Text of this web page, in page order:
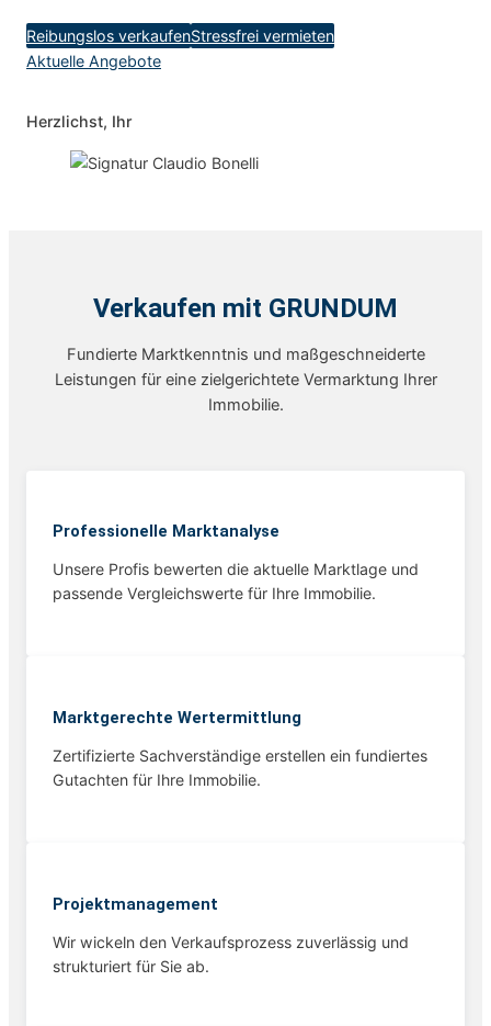
Reibungslos verkaufenStressfrei vermieten
Aktuelle Angebote
Herzlichst, Ihr
Verkaufen mit GRUNDUM
Fundierte Marktkenntnis und maßgeschneiderte
Leistungen für eine zielgerichtete Vermarktung Ihrer
Immobilie.
Professionelle Marktanalyse
Unsere Profis bewerten die aktuelle Marktlage und
passende Vergleichswerte für Ihre Immobilie.
Marktgerechte Wertermittlung
Zertifizierte Sachverständige erstellen ein fundiertes
Gutachten für Ihre Immobilie.
Projekt­management
Wir wickeln den Verkaufsprozess zuverlässig und
strukturiert für Sie ab.